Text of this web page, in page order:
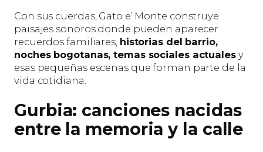
Con sus cuerdas, Gato e’ Monte construye
paisajes sonoros donde pueden aparecer
recuerdos familiares, historias del barrio,
noches bogotanas, temas sociales actualesy
esas pequeñas escenas que forman parte de la
vida cotidiana.
Gurbia: canciones nacidas
entre la memoria y la calle